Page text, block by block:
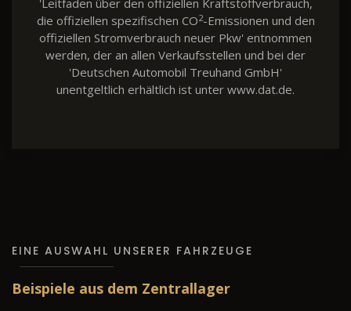
'Leitfaden über den offiziellen Kraftstoffverbrauch,
die offiziellen spezifischen CO2-Emissionen und den
offiziellen Stromverbrauch neuer Pkw' entnommen
werden, der an allen Verkaufsstellen und bei der
'Deutschen Automobil Treuhand GmbH'
unentgeltlich erhältlich ist unter www.dat.de.
EINE AUSWAHL UNSERER FAHRZEUGE
Beispiele aus dem Zentrallager